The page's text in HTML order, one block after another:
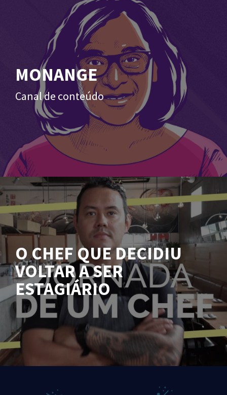
MONANGE
Canal de conteúdo
O CHEF QUE DECIDIU
VOLTAR A SER
ESTAGIÁRIO